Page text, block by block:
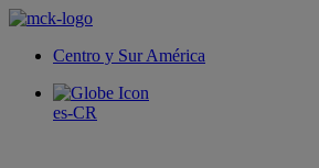
Centro y Sur América
es-CR